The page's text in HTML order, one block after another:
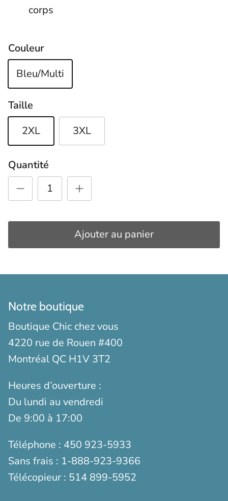
corps
Couleur
Bleu/Multi
Taille
2XL
3XL
Quantité
Ajouter au panier
Notre boutique
Boutique Chic chez vous
4220 rue de Rouen #400
Montréal QC H1V 3T2
Heures d’ouverture :
Du lundi au vendredi
De 9:00 à 17:00
Téléphone : 450 923-5933
Sans frais : 1-888-923-9366
Télécopieur : 514 899-5952